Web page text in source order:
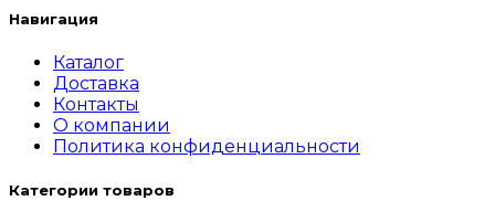
Навигация
Каталог
Доставка
Контакты
О компании
Политика конфиденциальности
Категории товаров